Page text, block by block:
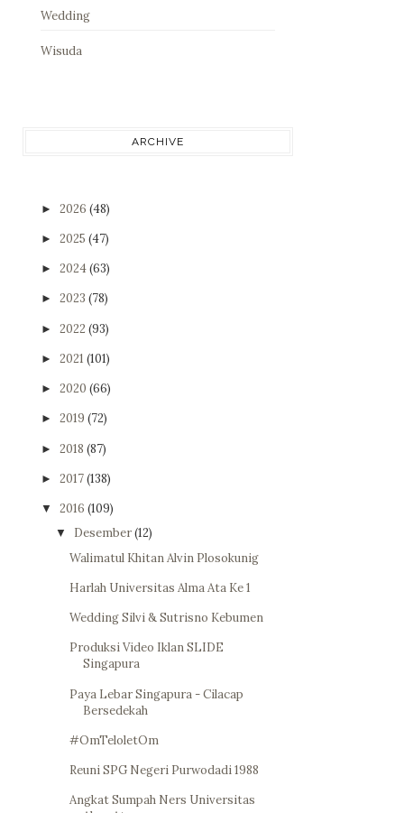
Wedding
Wisuda
ARCHIVE
► 2026 (48)
► 2025 (47)
► 2024(63)
► 2023 (78)
► 2022 (93)
► 2021 (101)
► 2020 (66)
► 2019 (72)
► 2018 (87)
► 2017(138)
▼ 2016 (109)
▼ Desember(12)
Walimatul Khitan Alvin Plosokunig
Harlah Universitas Alma Ata Ke 1
Wedding Silvi & Sutrisno Kebumen
Produksi Video Iklan SLIDE
Singapura
Paya Lebar Singapura - Cilacap
Bersedekah
#OmTeloletOm
Reuni SPG Negeri Purwodadi 1988
Angkat Sumpah Ners Universitas